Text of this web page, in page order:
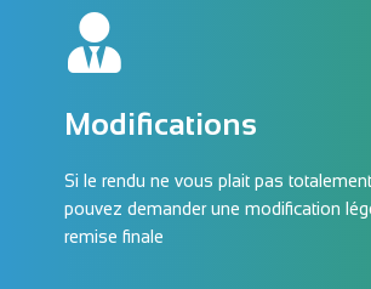
Modifications
Si le rendu ne vous plait pas
pouvez demander une modification
remise finale